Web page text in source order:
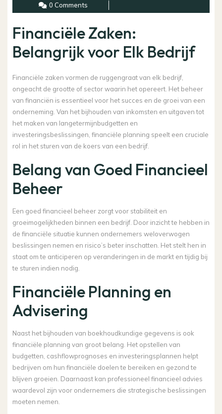
0 Comments
Financiële Zaken:
Belangrijk voor Elk Bedrijf
Financiële zaken vormen de ruggengraat van elk bedrijf,
ongeacht de grootte of sector waarin het opereert. Het beheer
van financiën is essentieel voor het succes en de groei van een
onderneming. Van het bijhouden van inkomsten en uitgaven tot
het maken van langetermijnbudgetten en
investeringsbeslissingen, financiële planning speelt een cruciale
rol in het sturen van de koers van een bedrijf.
Belang van Goed Financieel
Beheer
Een goed financieel beheer zorgt voor stabiliteit en
groeimogelijkheden binnen een bedrijf. Door inzicht te hebben in
de financiële situatie kunnen ondernemers weloverwogen
beslissingen nemen en risico’s beter inschatten. Het stelt hen in
staat om te anticiperen op veranderingen in de markt en tijdig bij
te sturen indien nodig.
Financiële Planning en
Advisering
Naast het bijhouden van boekhoudkundige gegevens is ook
financiële planning van groot belang. Het opstellen van
budgetten, cashflowprognoses en investeringsplannen helpt
bedrijven om hun financiële doelen te bereiken en gezond te
blijven groeien. Daarnaast kan professioneel financieel advies
waardevol zijn voor ondernemers die strategische beslissingen
moeten nemen.